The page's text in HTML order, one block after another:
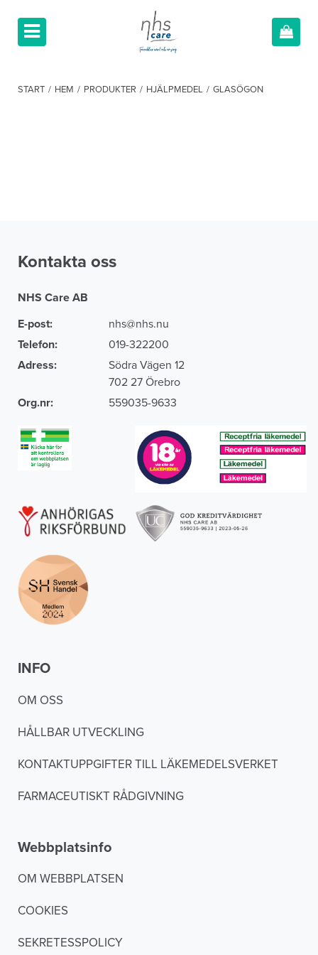
START / HEM / PRODUKTER / HJÄLPMEDEL / GLASÖGON
Kontakta oss
NHS Care AB
E-post:
nhs@nhs.nu
Telefon:
019-322200
Adress:
Södra Vägen 12
702 27 Örebro
Org.nr:
559035-9633
INFO
OM OSS
HÅLLBAR UTVECKLING
KONTAKTUPPGIFTER TILL LÄKEMEDELSVERKET
FARMACEUTISKT RÅDGIVNING
Webbplatsinfo
OM WEBBPLATSEN
COOKIES
SEKRETESSPOLICY